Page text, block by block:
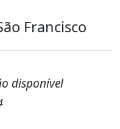
Francisco
disponível